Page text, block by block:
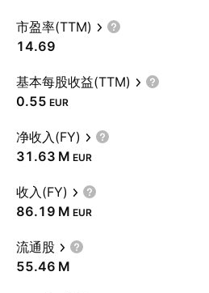
市盈率(TTM)
14.69
基本每股收益(TTM)
0.55 EUR
净收入(FY)
‪31.63 M‬ EUR
收入(FY)
‪86.19 M‬ EUR
流通股
‪55.46 M‬